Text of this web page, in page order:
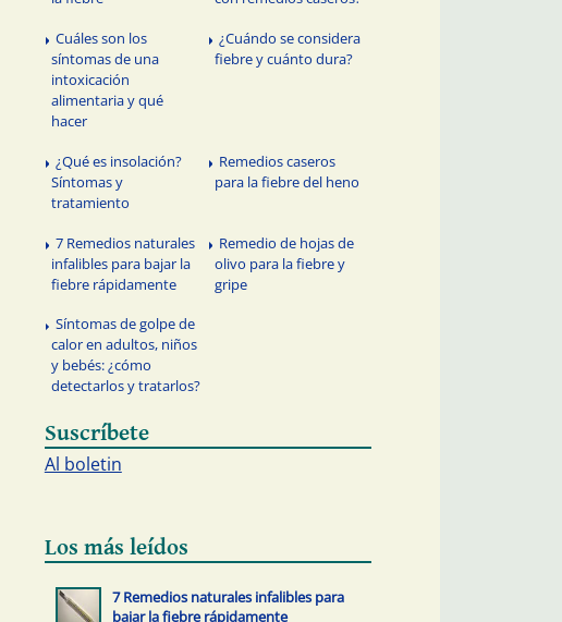
Cuáles son los
síntomas de una
intoxicación
alimentaria y qué
hacer
¿Cuándo se considera
fiebre y cuánto dura?
¿Qué es insolación?
Síntomas y
tratamiento
Remedios caseros
para la fiebre del heno
7 Remedios naturales
infalibles para bajar la
fiebre rápidamente
Remedio de hojas de
olivo para la fiebre y
gripe
Síntomas de golpe de
calor en adultos, niños
y bebés: ¿cómo
detectarlos y tratarlos?
Suscríbete
Al boletin
Los más leídos
7 Remedios naturales infalibles para
bajar la fiebre rápidamente